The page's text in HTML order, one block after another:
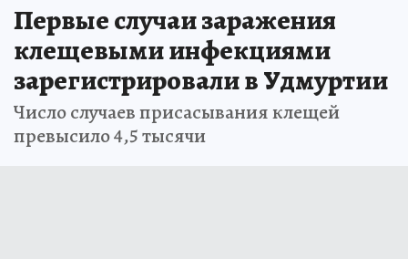
Первые случаи заражения
клещевыми инфекциями
зарегистрировали в Удмуртии
Число случаев присасывания клещей
превысило 4,5 тысячи